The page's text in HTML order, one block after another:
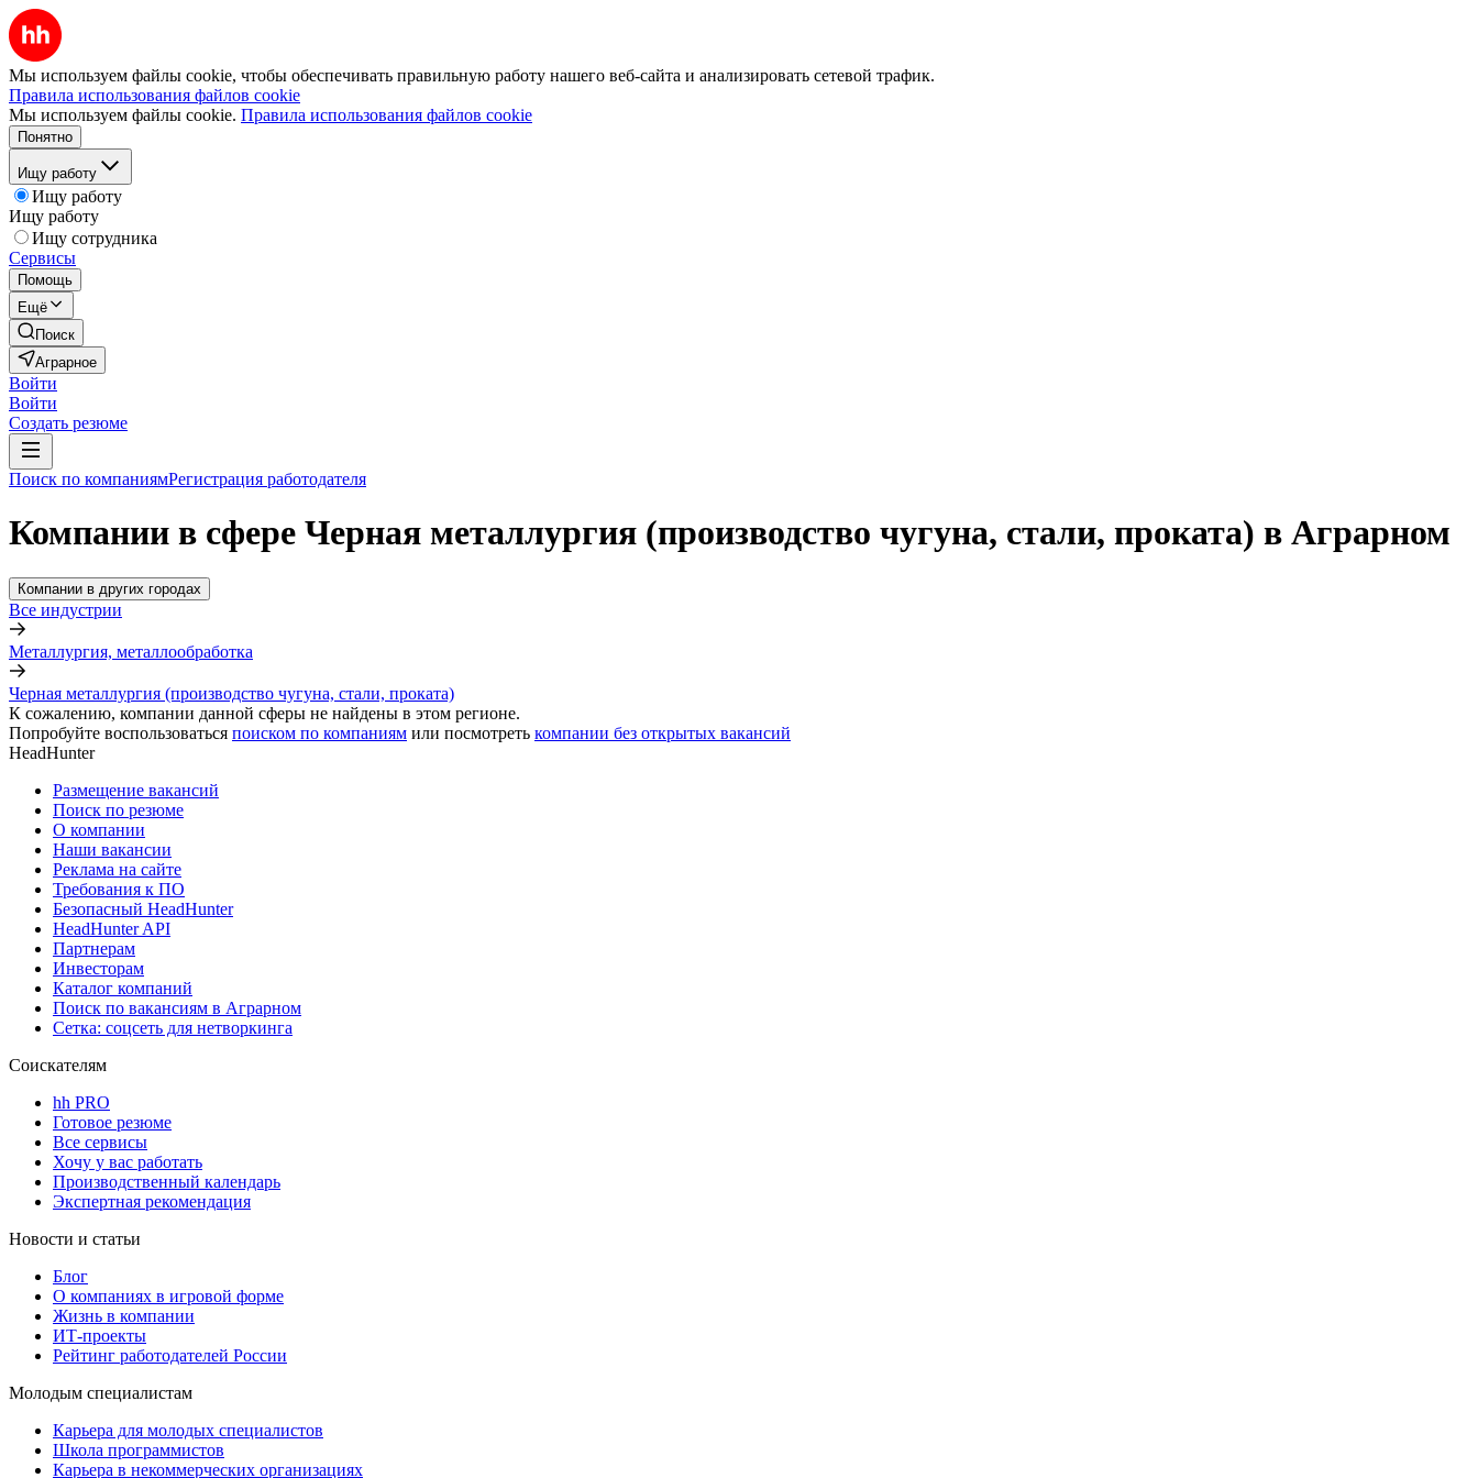
Мы используем файлы cookie, чтобы обеспечивать правильную работу нашего веб-сайта и анализировать сетевой трафик.
Правила использования файлов cookie
Мы используем файлы cookie. Правила использования файлов cookie
Понятно
Ищу работу
Ищу работу
Ищу работу
Ищу сотрудника
Сервисы
Помощь
Ещё
Поиск
Аграрное
Войти
Войти
Создать резюме
Поиск по компаниямРегистрация работодателя
Компании в сфере Черная металлургия (производство чугуна, стали, проката) в Аграрном
Компании в других городах
Все индустрии
Металлургия, металлообработка
Черная металлургия (производство чугуна, стали, проката)
К сожалению, компании данной сферы не найдены в этом регионе.
Попробуйте воспользоваться поиском по компаниям или посмотреть компании без открытых вакансий
HeadHunter
Размещение вакансий
Поиск по резюме
О компании
Наши вакансии
Реклама на сайте
Требования к ПО
Безопасный HeadHunter
HeadHunter API
Партнерам
Инвесторам
Каталог компаний
Поиск по вакансиям в Аграрном
Сетка: соцсеть для нетворкинга
Соискателям
hh PRO
Готовое резюме
Все сервисы
Хочу у вас работать
Производственный календарь
Экспертная рекомендация
Новости и статьи
Блог
О компаниях в игровой форме
Жизнь в компании
ИТ-проекты
Рейтинг работодателей России
Молодым специалистам
Карьера для молодых специалистов
Школа программистов
Карьера в некоммерческих организациях